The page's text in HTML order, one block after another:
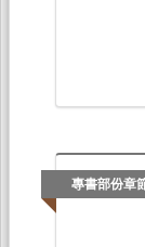
專書部份章